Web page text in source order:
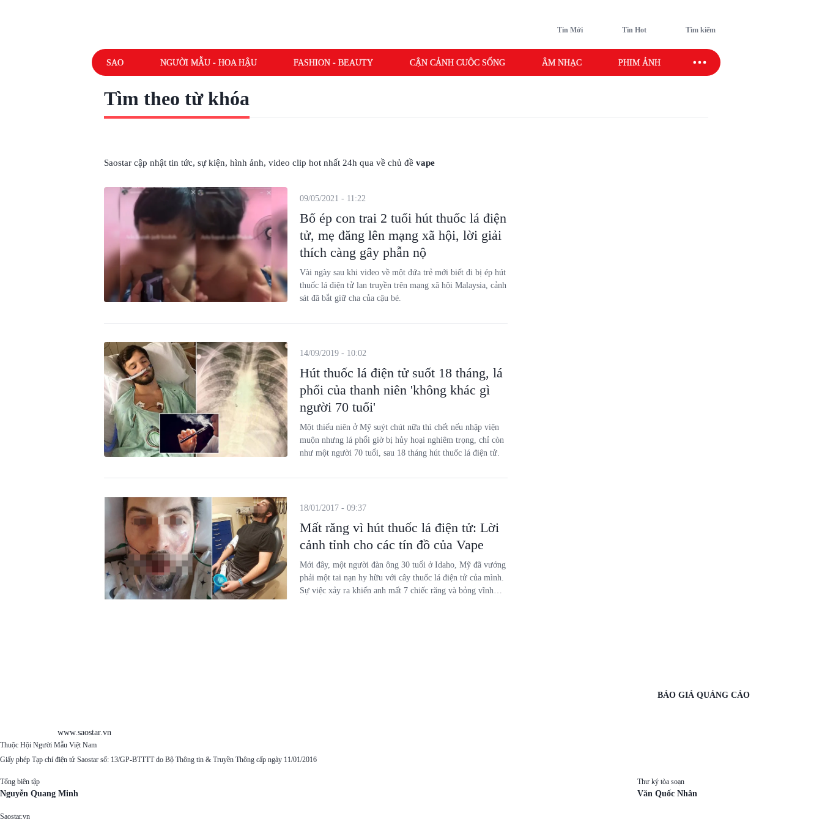
Tin Mới Tin Hot Tìm kiếm
SAO NGƯỜI MẪU - HOA HẬU FASHION - BEAUTY CẬN CẢNH CUỘC SỐNG ÂM NHẠC PHIM ẢNH SAO SPORT
Tìm theo từ khóa
Saostar cập nhật tin tức, sự kiện, hình ảnh, video clip hot nhất 24h qua về chủ đề vape
Bố ép con trai 2 tuổi hút thuốc lá điện
tử, mẹ đăng lên mạng xã hội, lời giải
thích càng gây phẫn nộ
09/05/2021 - 11:22
Vài ngày sau khi video về một đứa trẻ mới biết đi bị ép hút
thuốc lá điện tử lan truyền trên mạng xã hội Malaysia, cảnh
sát đã bắt giữ cha của cậu bé.
Hút thuốc lá điện tử suốt 18 tháng, lá
phổi của thanh niên 'không khác gì
người 70 tuổi'
14/09/2019 - 10:02
Một thiếu niên ở Mỹ suýt chút nữa thì chết nếu nhập viện
muộn nhưng lá phổi giờ bị hủy hoại nghiêm trọng, chỉ còn
như một người 70 tuổi, sau 18 tháng hút thuốc lá điện tử.
Mất răng vì hút thuốc lá điện tử: Lời
cảnh tỉnh cho các tín đồ của Vape
18/01/2017 - 09:37
Mới đây, một người đàn ông 30 tuổi ở Idaho, Mỹ đã vướng
phải một tai nạn hy hữu với cây thuốc lá điện tử của mình.
Sự việc xảy ra khiến anh mất 7 chiếc răng và bỏng vĩnh
www.saostar.vn
BÁO GIÁ QUẢNG CÁO
Thuộc Hội Người Mẫu Việt Nam
Giấy phép Tạp chí điện tử Saostar số: 13/GP-BTTTT do Bộ Thông tin & Truyền Thông cấp ngày 11/01/2016
Tổng biên tập
Nguyễn Quang Minh
Thư ký tòa soạn
Văn Quốc Nhân
Saostar.vn